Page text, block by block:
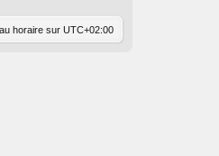
horaire sur UTC+02:00